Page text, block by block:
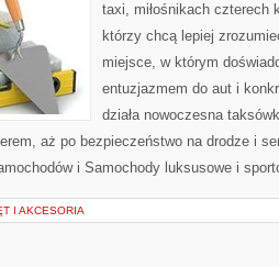
taxi, miłośnikach czterech
którzy chcą lepiej
miejsce, w którym
entuzjazmem do aut i
działa nowoczesna
aż po bezpieczeństwo na drodze i
i Samochody luksusowe i
I AKCESORIA